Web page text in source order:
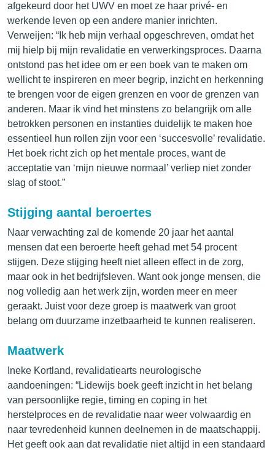
afgekeurd door het UWV en moet ze haar privé- en
werkende leven op een andere manier inrichten.
Verweijen: “Ik heb mijn verhaal opgeschreven, omdat het
mij hielp bij mijn revalidatie en verwerkingsproces. Daarna
ontstond pas het idee om er een boek van te maken om
wellicht te inspireren en meer begrip, inzicht en herkenning
te brengen voor de eigen grenzen en voor de grenzen van
anderen. Maar ik vind het minstens zo belangrijk om alle
betrokken personen en instanties duidelijk te maken hoe
essentieel hun rollen zijn voor een ‘succesvolle’ revalidatie.
Het boek richt zich op het mentale proces, want de
acceptatie van ‘mijn nieuwe normaal’ verliep niet zonder
slag of stoot.”
Stijging aantal beroertes
Naar verwachting zal de komende 20 jaar het aantal
mensen dat een beroerte heeft gehad met 54 procent
stijgen. Deze stijging heeft niet alleen effect in de zorg,
maar ook in het bedrijfsleven. Want ook jonge mensen, die
nog volledig aan het werk zijn, worden meer en meer
geraakt. Juist voor deze groep is maatwerk van groot
belang om duurzame inzetbaarheid te kunnen realiseren.
Maatwerk
Ineke Kortland, revalidatiearts neurologische
aandoeningen: “Lidewijs boek geeft inzicht in het belang
van persoonlijke regie, timing en coping in het
herstelproces en de revalidatie naar weer volwaardig en
naar tevredenheid kunnen deelnemen in de maatschappij.
Het geeft ook aan dat revalidatie niet altijd in een standaard